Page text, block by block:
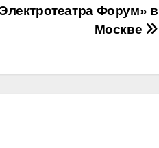
Форум» в
Москве